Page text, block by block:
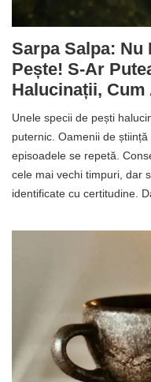
Sarpa Salpa: Nu
Pește! S-Ar
Halucinații, Cum
Unele specii de pești
puternic. Oamenii de
episoadele se repetă.
cele mai vechi timpuri, dar
identificate cu certitudine.